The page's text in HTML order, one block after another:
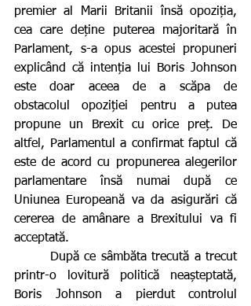
premier al Marii Britanii însă opoziția,
cea care deține puterea majoritară în
Parlament, s-a opus acestei propuneri
explicând că intenția lui Boris Johnson
este doar aceea de a scăpa de
obstacolul opoziției pentru a putea
propune un Brexit cu orice preț. De
altfel, Parlamentul a confirmat faptul că
este de acord cu propunerea alegerilor
parlamentare însă numai după ce
Uniunea Europeană va da asigurări că
cererea de amânare a Brexitului va fi
acceptată.
printr-o lovitură politică neașteptată,
Boris Johnson a pierdut controlul